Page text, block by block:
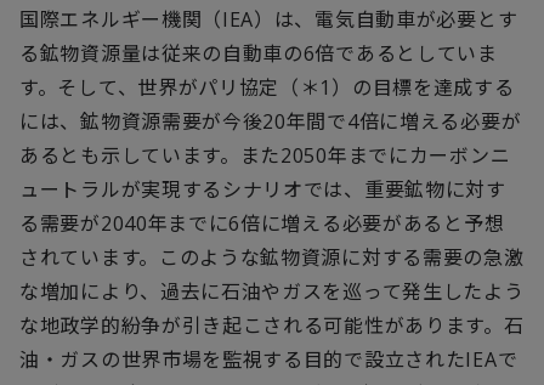
国際エネルギー機関（IEA）は、電気自動車が必要とす
る鉱物資源量は従来の自動車の6倍であるとしていま
す。そして、世界がパリ協定（＊1）の目標を達成する
には、鉱物資源需要が今後20年間で4倍に増える必要が
あるとも示しています。また2050年までにカーボンニ
ュートラルが実現するシナリオでは、重要鉱物に対す
る需要が2040年までに6倍に増える必要があると予想
されています。このような鉱物資源に対する需要の急激
な増加により、過去に石油やガスを巡って発生したよう
な地政学的紛争が引き起こされる可能性があります。石
油・ガスの世界市場を監視する目的で設立されたIEAで